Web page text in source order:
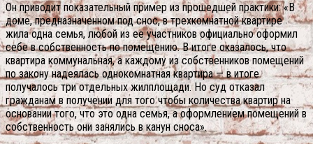
Он приводит показательный пример из прошедшей практики: «В
доме, предназначенном под снос, в трехкомнатной квартире
жила одна семья, любой из ее участников официально оформил
себе в собственность по помещению. В итоге оказалось, что
квартира коммунальная, а каждому из собственников помещений
по закону надеялась однокомнатная квартира — в итоге
получалось три отдельных жилплощади. Но суд отказал
гражданам в получении для того чтобы количества квартир на
основании того, что это одна семья, а оформлением помещений в
собственность они занялись в канун сноса».